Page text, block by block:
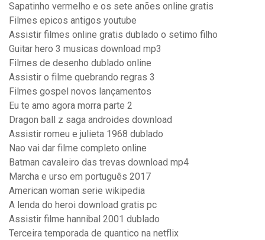
Sapatinho vermelho e os sete anões online gratis
Filmes epicos antigos youtube
Assistir filmes online gratis dublado o setimo filho
Guitar hero 3 musicas download mp3
Filmes de desenho dublado online
Assistir o filme quebrando regras 3
Filmes gospel novos lançamentos
Eu te amo agora morra parte 2
Dragon ball z saga androides download
Assistir romeu e julieta 1968 dublado
Nao vai dar filme completo online
Batman cavaleiro das trevas download mp4
Marcha e urso em português 2017
American woman serie wikipedia
A lenda do heroi download gratis pc
Assistir filme hannibal 2001 dublado
Terceira temporada de quantico na netflix